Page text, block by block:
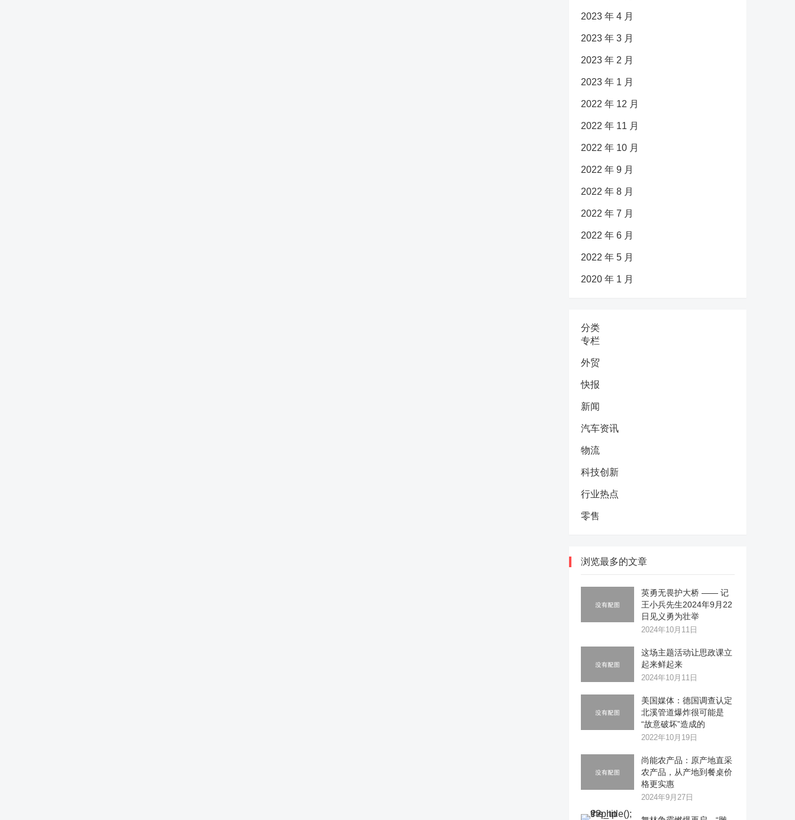
2023 年 4 月
2023 年 3 月
2023 年 2 月
2023 年 1 月
2022 年 12 月
2022 年 11 月
2022 年 10 月
2022 年 9 月
2022 年 8 月
2022 年 7 月
2022 年 6 月
2022 年 5 月
2020 年 1 月
分类
专栏
外贸
快报
新闻
汽车资讯
物流
科技创新
行业热点
零售
浏览最多的文章
英勇无畏护大桥 —— 记
王小兵先生2024年9月22
日见义勇为壮举
2024年10月11日
这场主题活动让思政课立
起来鲜起来
2024年10月11日
美国媒体：德国调查认定
北溪管道爆炸很可能是
“故意破坏”造成的
2022年10月19日
尚能农产品：原产地直采
农产品，从产地到餐桌价
格更实惠
2024年9月27日